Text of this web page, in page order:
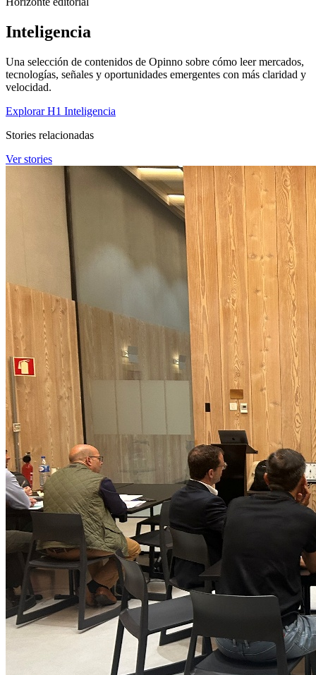
Inteligencia
Una selección de contenidos de Opinno sobre cómo leer mercados,
tecnologías, señales y oportunidades emergentes con más claridad y
velocidad.
Explorar H1 Inteligencia
Stories relacionadas
Ver stories